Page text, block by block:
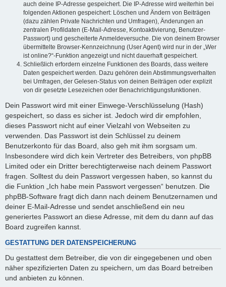
auch deine IP-Adresse gespeichert. Die IP-Adresse wird weiterhin bei
folgenden Aktionen gespeichert: Löschen und Ändern von Beiträgen
(dazu zählen Private Nachrichten und Umfragen), Änderungen an
zentralen Profildaten (E-Mail-Adresse, Kontoaktivierung, Benutzer-
Passwort) und gescheiterte Anmeldeversuche. Die von deinem Browser
übermittelte Browser-Kennzeichnung (User Agent) wird nur in der „Wer
ist online?“-Funktion angezeigt und nicht dauerhaft gespeichert.
Schließlich erfordern einzelne Funktionen des Boards, dass weitere
Daten gespeichert werden. Dazu gehören dein Abstimmungsverhalten
bei Umfragen, der Gelesen-Status von deinen Beiträgen oder explizit
von dir gesetzte Lesezeichen oder Benachrichtigungsfunktionen.
Dein Passwort wird mit einer Einwege-Verschlüsselung (Hash)
gespeichert, so dass es sicher ist. Jedoch wird dir empfohlen,
dieses Passwort nicht auf einer Vielzahl von Webseiten zu
verwenden. Das Passwort ist dein Schlüssel zu deinem
Benutzerkonto für das Board, also geh mit ihm sorgsam um.
Insbesondere wird dich kein Vertreter des Betreibers, von phpBB
Limited oder ein Dritter berechtigterweise nach deinem Passwort
fragen. Solltest du dein Passwort vergessen haben, so kannst du
die Funktion „Ich habe mein Passwort vergessen“ benutzen. Die
phpBB-Software fragt dich dann nach deinem Benutzernamen und
deiner E-Mail-Adresse und sendet anschließend ein neu
generiertes Passwort an diese Adresse, mit dem du dann auf das
Board zugreifen kannst.
GESTATTUNG DER DATENSPEICHERUNG
Du gestattest dem Betreiber, die von dir eingegebenen und oben
näher spezifizierten Daten zu speichern, um das Board betreiben
und anbieten zu können.